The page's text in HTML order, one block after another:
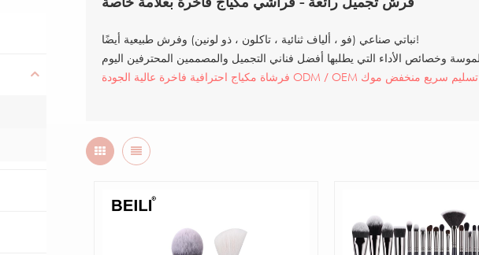
نباتي صناعي (فو ، ألياف ثنائية ، تاكلون ، ذو لونين) وفرش طبيعية أيضًا!
فرشاة مكياج احترافية فاخرة عالية الجودة
ODM / OEM تسليم سريع منخفض موك